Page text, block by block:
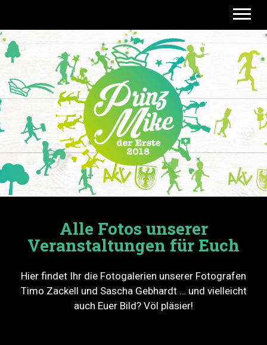
Alle Fotos unserer
Veranstaltungen für Euch
Hier findet Ihr die Fotogalerien unserer Fotografen
Timo Zackell und Sascha Gebhardt … und vielleicht
auch Euer Bild? Völ pläsier!